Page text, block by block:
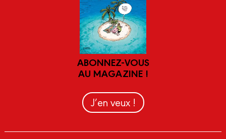
ABONNEZ-VOUS
AU MAGAZINE !
J’en veux !